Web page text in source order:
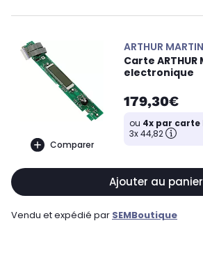
Comparer
ARTHUR MARTIN
Carte ARTHUR
electronique
179,30€
ou 4x par
3x 44,82
Ajouter au panier
Vendu et expédié par SEMBoutique